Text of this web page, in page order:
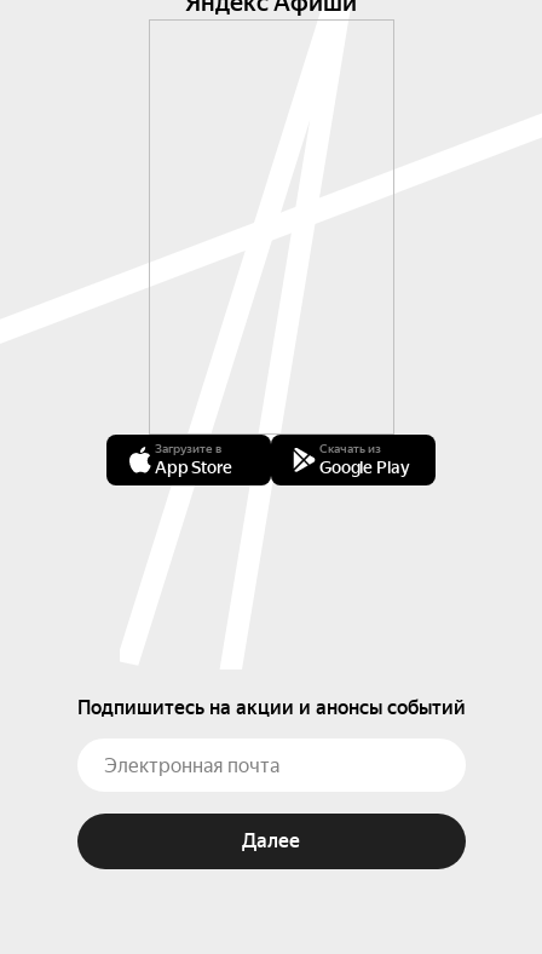
Загрузите в
App Store
Скачать из
Google Play
Подпишитесь на акции и анонсы событий
Далее